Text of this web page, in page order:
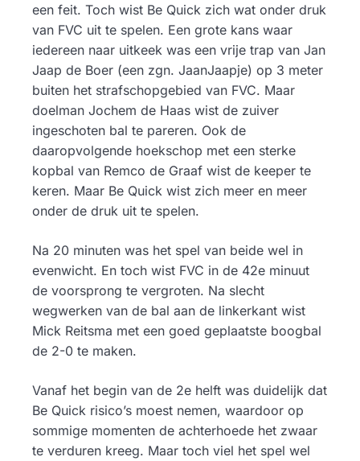
een feit. Toch wist Be Quick zich wat onder druk
van FVC uit te spelen. Een grote kans waar
iedereen naar uitkeek was een vrije trap van Jan
Jaap de Boer (een zgn. JaanJaapje) op 3 meter
buiten het strafschopgebied van FVC. Maar
doelman Jochem de Haas wist de zuiver
ingeschoten bal te pareren. Ook de
daaropvolgende hoekschop met een sterke
kopbal van Remco de Graaf wist de keeper te
keren. Maar Be Quick wist zich meer en meer
onder de druk uit te spelen.
Na 20 minuten was het spel van beide wel in
evenwicht. En toch wist FVC in de 42e minuut
de voorsprong te vergroten. Na slecht
wegwerken van de bal aan de linkerkant wist
Mick Reitsma met een goed geplaatste boogbal
de 2-0 te maken.
Vanaf het begin van de 2e helft was duidelijk dat
Be Quick risico’s moest nemen, waardoor op
sommige momenten de achterhoede het zwaar
te verduren kreeg. Maar toch viel het spel wel